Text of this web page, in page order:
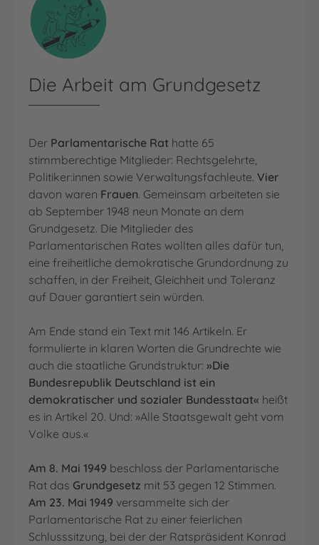
Die Arbeit am Grundgesetz
Der Parlamentarische Rat hatte 65
stimmberechtige Mitglieder: Rechtsgelehrte,
Politiker:innen sowie Verwaltungsfachleute. Vier
davon waren Frauen. Gemeinsam arbeiteten sie
ab September 1948 neun Monate an dem
Grundgesetz. Die Mitglieder des
Parlamentarischen Rates wollten alles dafür tun,
eine freiheitliche demokratische Grundordnung zu
schaffen, in der Freiheit, Gleichheit und Toleranz
auf Dauer garantiert sein würden.
Am Ende stand ein Text mit 146 Artikeln. Er
formulierte in klaren Worten die Grundrechte wie
auch die staatliche Grundstruktur: »Die
Bundesrepublik Deutschland ist ein
demokratischer und sozialer Bundesstaat« heißt
es in Artikel 20. Und: »Alle Staatsgewalt geht vom
Volke aus.«
Am 8. Mai 1949 beschloss der Parlamentarische
Rat das Grundgesetz mit 53 gegen 12 Stimmen.
Am 23. Mai 1949 versammelte sich der
Parlamentarische Rat zu einer feierlichen
Schlusssitzung, bei der der Ratspräsident Konrad